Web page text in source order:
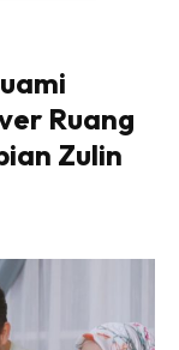
Ruang
Zulin